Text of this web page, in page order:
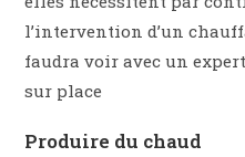
l’intervention d’un
faudra voir avec un
sur place
Produire du chaud